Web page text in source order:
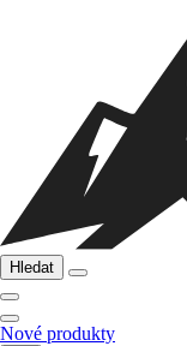
Hledat
Nové produkty